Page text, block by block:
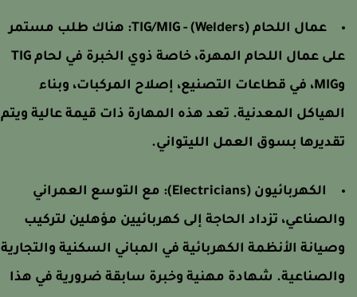
عمال اللحام (Welders) - TIG/MIG:
هناك طلب مستمر
على عمال اللحام المهرة، خاصة ذوي الخبرة في لحام TIG
وMIG، في قطاعات التصنيع، إصلاح المركبات، وبناء
المعدنية. تعد هذه المهارة ذات قيمة عالية ويتم
بسوق العمل الليتواني.
الكهربائيون (Electricians):
مع التوسع العمراني
تزداد الحاجة إلى كهربائيين مؤهلين لتركيب
الأنظمة الكهربائية في المباني السكنية والتجارية
شهادة مهنية وخبرة سابقة ضرورية في هذا